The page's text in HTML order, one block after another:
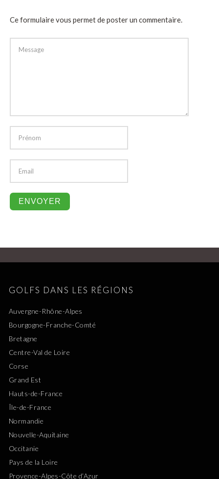
Ce formulaire vous permet de poster un commentaire.
GOLFS DANS LES RÉGIONS
Auvergne-Rhône-Alpes
Bourgogne-Franche-Comté
Bretagne
Centre-Val de Loire
Corse
Grand Est
Hauts-de-France
Île-de-France
Normandie
Nouvelle-Aquitaine
Occitanie
Pays de la Loire
Provence-Alpes-Côte d’Azur